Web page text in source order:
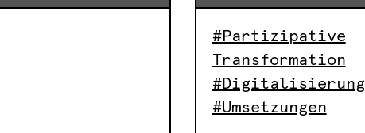
#Partizipative
Transformation
#Digitalisierung
#Umsetzungen